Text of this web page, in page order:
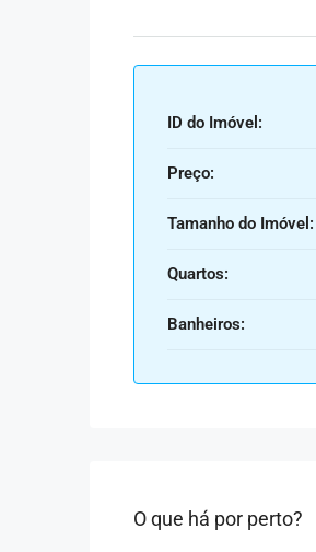
ID do Imóvel:
Preço:
Tamanho do Imóvel:
Quartos:
Banheiros:
O que há por perto?